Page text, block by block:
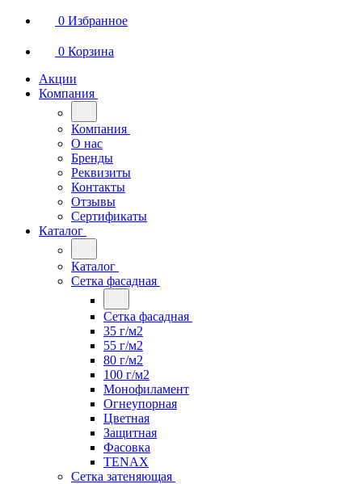
0 Избранное
0 Корзина
Акции
Компания
Компания
О нас
Бренды
Реквизиты
Контакты
Отзывы
Сертификаты
Каталог
Каталог
Сетка фасадная
Сетка фасадная
35 г/м2
55 г/м2
80 г/м2
100 г/м2
Монофиламент
Огнеупорная
Цветная
Защитная
Фасовка
TENAX
Сетка затеняющая